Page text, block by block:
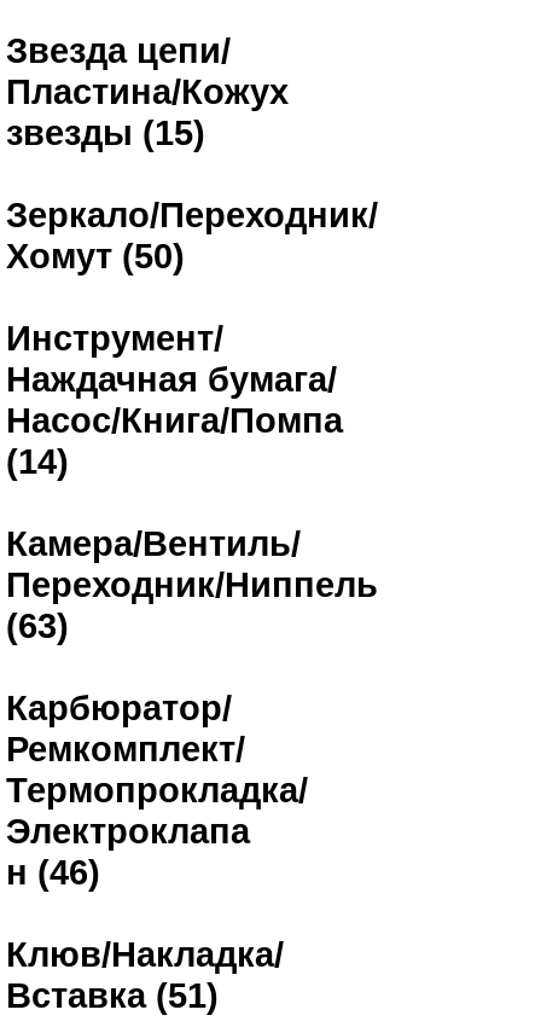
Звезда цепи/
Пластина/Кожух
звезды (15)
Зеркало/Переходник/
Хомут (50)
Инструмент/
Наждачная бумага/
Насос/Книга/Помпа
(14)
Камера/Вентиль/
Переходник/Ниппель
(63)
Карбюратор/
Ремкомплект/
Термопрокладка/
Электроклапа
н (46)
Клюв/Накладка/
Вставка (51)